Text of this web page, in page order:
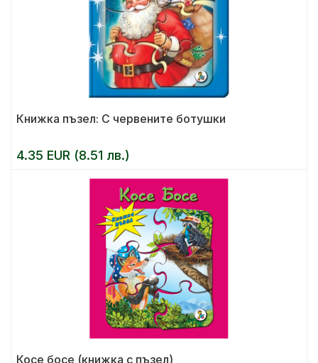
Книжка пъзел: С червените ботушки
4.35 EUR (8.51 лв.)
Косе босе (книжка с пъзел)